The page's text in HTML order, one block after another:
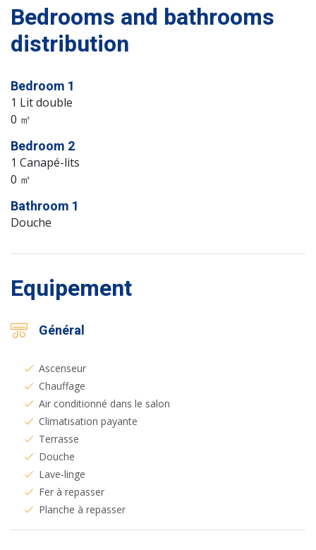
Bedrooms and bathrooms
distribution
Bedroom 1
1 Lit double
0 ㎡
Bedroom 2
1 Canapé-lits
0 ㎡
Bathroom 1
Douche
Equipement
Général
Ascenseur
Chauffage
Air conditionné dans le salon
Climatisation payante
Terrasse
Douche
Lave-linge
Fer à repasser
Planche à repasser